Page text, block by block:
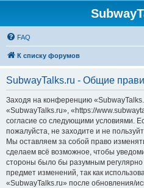
FAQ
К списку форумов
SubwayTalks.ru - Общие
Заходя на конференцию
«SubwayTalks.ru», «https://
согласие со следующими условиями.
пожалуйста, не заходите и не
Мы оставляем за собой право
сделаем всё возможное, чтобы
стороны было бы разумным регулярно
предмет изменений, так как
«SubwayTalks.ru» после обновления/